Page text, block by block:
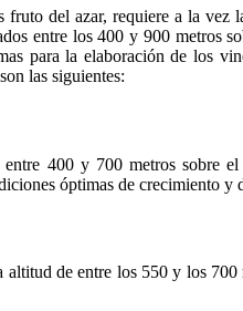
del azar, requiere a la vez
entre los 400 y 900 metros
para la elaboración de los
las siguientes:
entre 400 y 700 metros sobre
óptimas de crecimiento y
de entre los 550 y los